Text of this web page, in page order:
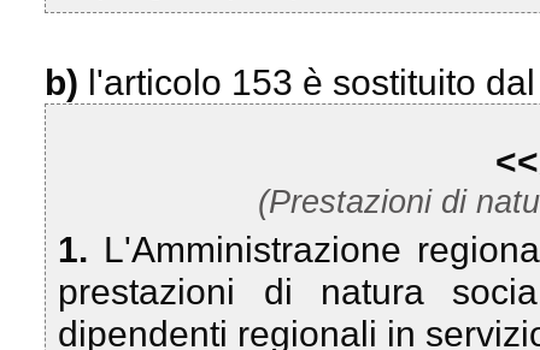
b) l'articolo 153 è sostituito
(Prestazioni di
1. L'Amministrazione
prestazioni di natura
dipendenti regionali in